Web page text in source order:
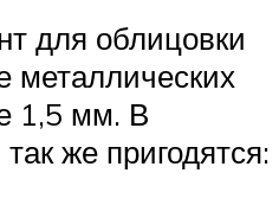
для облицовки
металлических
1,5 мм. В
же пригодятся: